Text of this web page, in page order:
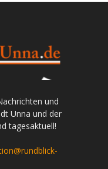
und
Unna und der
tagesaktuell!